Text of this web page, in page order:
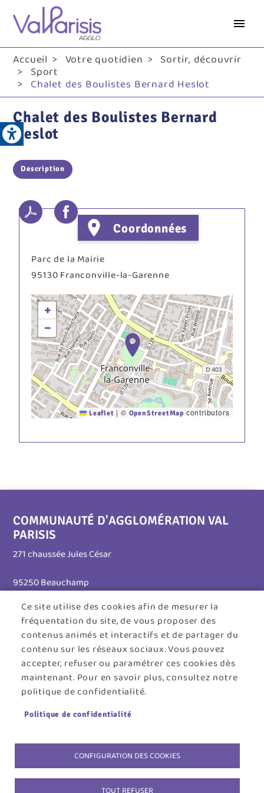
Open toolbar
Accueil Votre quotidien Sortir, découvrir
Sport
Chalet des Boulistes Bernard Heslot
Chalet des Boulistes Bernard
Heslot
Description
Coordonnées
Parc de la Mairie
95130 Franconville-la-Garenne
+
−
Leaflet | © OpenStreetMap contributors
Ce site utilise des cookies afin de mesurer la
fréquentation du site, de vous proposer des
contenus animés et interactifs et de partager du
contenu sur les réseaux sociaux. Vous pouvez
accepter, refuser ou paramétrer ces cookies dès
maintenant. Pour en savoir plus, consultez notre
politique de confidentialité.
Politique de confidentialité
CONFIGURATION DES COOKIES
TOUT REFUSER
COMMUNAUTÉ D'AGGLOMÉRATION VAL
PARISIS
271 chaussée Jules César
95250 Beauchamp
Tél. 01 30 26 39 41
Horaires d'ouverture :
Lundi au jeudi : 8h30 - 12h30 / 13h30 - 17h45
Vendredi : 8h30 - 12h30
Menu
de
ACCUEILPLAN DU SITECONTACT
ACCESSIBILITÉ : NON CONFORMES'IDENTIFIER